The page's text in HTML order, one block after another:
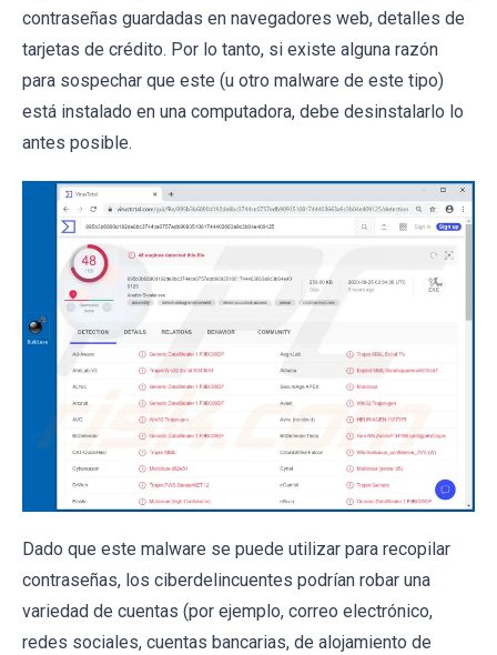
contraseñas guardadas en navegadores web, detalles de
tarjetas de crédito. Por lo tanto, si existe alguna razón
para sospechar que este (u otro malware de este tipo)
está instalado en una computadora, debe desinstalarlo lo
antes posible.
Dado que este malware se puede utilizar para recopilar
contraseñas, los ciberdelincuentes podrían robar una
variedad de cuentas (por ejemplo, correo electrónico,
redes sociales, cuentas bancarias, de alojamiento de